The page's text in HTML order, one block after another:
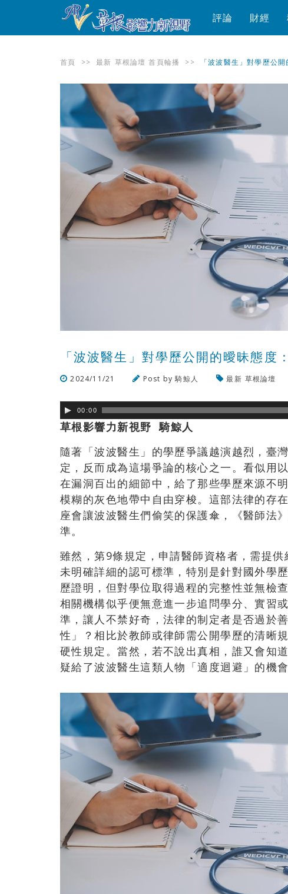
評論 財經
首頁 >> 最新 草根論壇 首頁輪播 >> 「波波醫生」對學歷公
「波波醫生」對學歷公開的曖昧態度
2024/11/21 Post by騎鯨人 最新 草根論壇
00:00
草根影響力新視野 騎鯨人
隨著「波波醫生」的學歷爭議越演越烈，臺
定，反而成為這場爭論的核心之一。看似用
在漏洞百出的細節中，給了那些學歷來源不
模糊的灰色地帶中自由穿梭。這部法律的存
座會讓波波醫生們偷笑的保護傘，《醫師法
準。
雖然，第9條規定，申請醫師資格者，需提
未明確詳細的認可標準，特別是針對國外學
歷證明，但對學位取得過程的完整性並無檢
相關機構似乎便無意進一步追問學分、實習
準，讓人不禁好奇，法律的制定者是否過於
性」？相比於教師或律師需公開學歷的清晰
硬性規定。當然，若不說出真相，誰又會知
疑給了波波醫生這類人物「適度迴避」的機會